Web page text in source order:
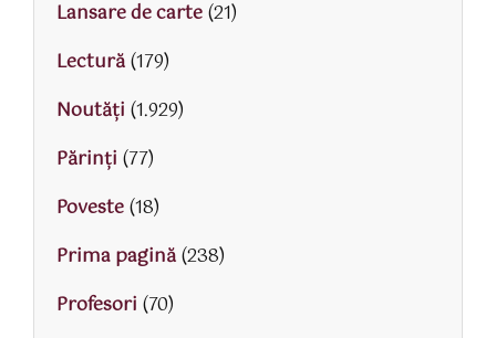
Lansare de carte(21)
Lectură(179)
Noutăți (1.929)
Părinţi (77)
Poveste(18)
Prima pagină(238)
Profesori (70)